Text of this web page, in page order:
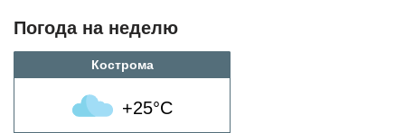
Погода на неделю
Кострома
+25°C